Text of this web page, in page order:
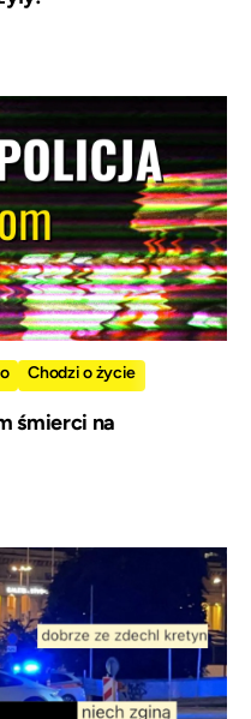
Chodzi o życie
śmierci na